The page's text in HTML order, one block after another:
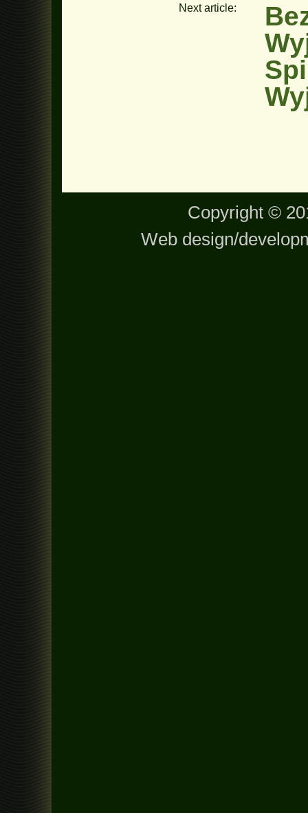
Next article:
Copyright ©
Web design/